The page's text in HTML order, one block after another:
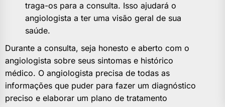
traga-os para a consulta. Isso ajudará o
angiologista a ter uma visão geral de sua
saúde.
Durante a consulta, seja honesto e aberto com o
angiologista sobre seus sintomas e histórico
médico. O angiologista precisa de todas as
informações que puder para fazer um diagnóstico
preciso e elaborar um plano de tratamento